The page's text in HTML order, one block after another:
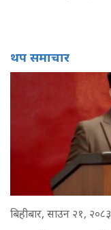
थप समाचार
बिहीबार, साउन २१, २०८३